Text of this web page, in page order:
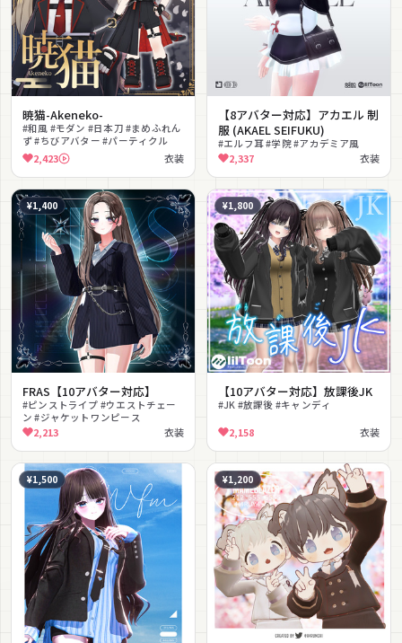
暁猫-Akeneko-
#和風 #モダン #日本刀 #まめふれん
ず #ちびアバター #パーティクル
2,423 衣装
【8アバター対応】アカエル 制
服 (AKAEL SEIFUKU)
#エルフ耳 #学院 #アカデミア風
2,337 衣装
¥1,400
FRAS【10アバター対応】
#ピンストライプ #ウエストチェー
ン #ジャケットワンピース
2,213 衣装
¥1,800
【10アバター対応】放課後JK
#JK #放課後 #キャンディ
2,158 衣装
¥1,500 ¥1,200